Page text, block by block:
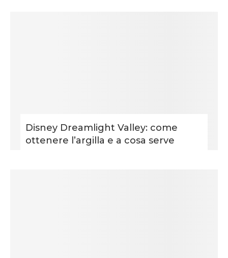
Disney Dreamlight Valley: come
ottenere l’argilla e a cosa serve